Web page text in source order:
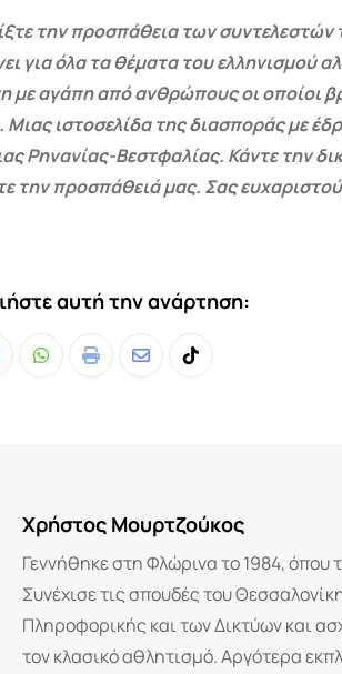
την προσπάθεια των
για όλα τα θέματα του ελληνισμού
με αγάπη από ανθρώπους οι οποίοι
ιστοσελίδα της διασποράς με
Ρηνανίας-Βεστφαλίας. Κάντε την
την προσπάθειά μας. Σας
αυτή την ανάρτηση:
Whatsapp
Print
ShareTiktok
Χρήστος Μουρτζούκος
Γεννήθηκε στη Φλώρινα το 1984, όπου
Συνέχισε τις σπουδές του
Πληροφορικής και των Δικτύων και
τον κλασικό αθλητισμό. Αργότερα